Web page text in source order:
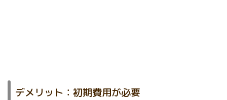
デメリット：初期費用が必要